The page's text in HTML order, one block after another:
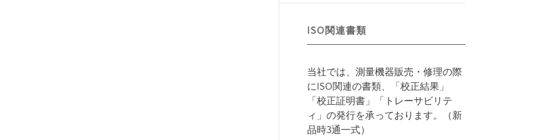
ISO関連書類
当社では、測量機器販売・修理の際
にISO関連の書類、「校正結果」
「校正証明書」「トレーサビリテ
ィ」の発行を承っております。（新
品時3通一式）